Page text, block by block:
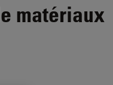
matériaux